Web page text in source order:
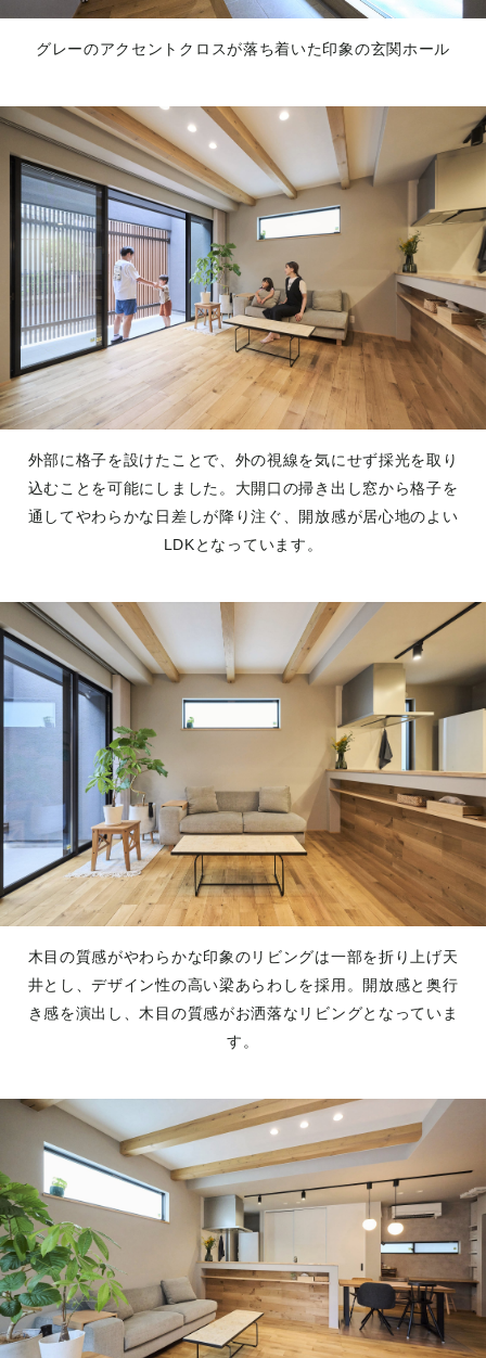
グレーのアクセントクロスが落ち着いた印象の玄関ホール
外部に格子を設けたことで、外の視線を気にせず採光を取り
込むことを可能にしました。大開口の掃き出し窓から格子を
通してやわらかな日差しが降り注ぐ、開放感が居心地のよい
LDKとなっています。
木目の質感がやわらかな印象のリビングは一部を折り上げ天
井とし、デザイン性の高い梁あらわしを採用。開放感と奥行
き感を演出し、木目の質感がお洒落なリビングとなっていま
す。